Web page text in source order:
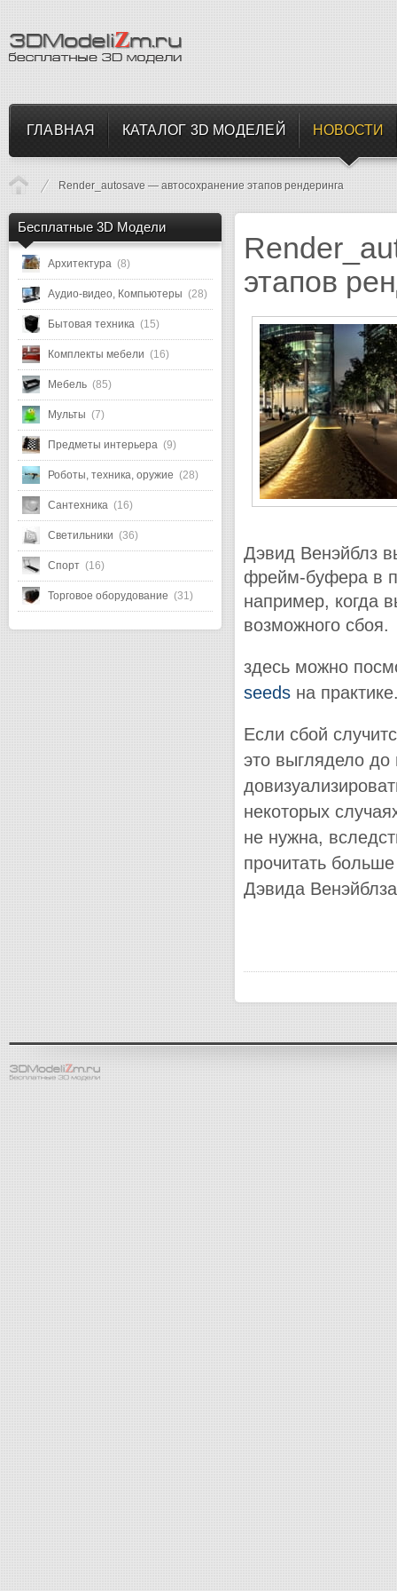
ГЛАВНАЯ КАТАЛОГ 3D МОДЕЛЕЙ НОВОСТИ
Render_autosave — автосохранение этапов рендеринга
Бесплатные 3D Модели
Архитектура (8)
Аудио-видео, Компьютеры (28)
Бытовая техника (15)
Комплекты мебели (16)
Мебель (85)
Мульты (7)
Предметы интерьера (9)
Роботы, техника, оружие (28)
Сантехника (16)
Светильники (36)
Спорт (16)
Торговое оборудование (31)
этапов
Дэвид Венэйблз
фрейм-буфера в
например, когда
возможного сбоя.
здесь можно
seeds на
Если сбой
это выглядело до
некоторых
не нужна,
прочитать
Дэвида